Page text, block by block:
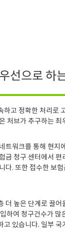
선으로 하
하고 정확한 처리로
처브가 추구하는 최
트워크를 통해 현지
금 청구 센터에서 편
다. 또한 접수한 보
더 높은 단계로 끌어
하여 청구건수가 많
고 있습니다. 일부 국